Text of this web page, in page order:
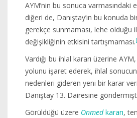
AYM’nin bu sonuca varmasındaki
diğeri de, Danıştay’ın bu konuda
gerekçe sunmaması, lehe olduğu
değişikliğinin etkisini tartışmaması.
Vardığı bu ihlal kararı üzerine
yolunu işaret ederek, ihlal
nedenleri gideren yeni bir karar
Danıştay 13. Dairesine
Görüldüğü üzere Onmedkararı,